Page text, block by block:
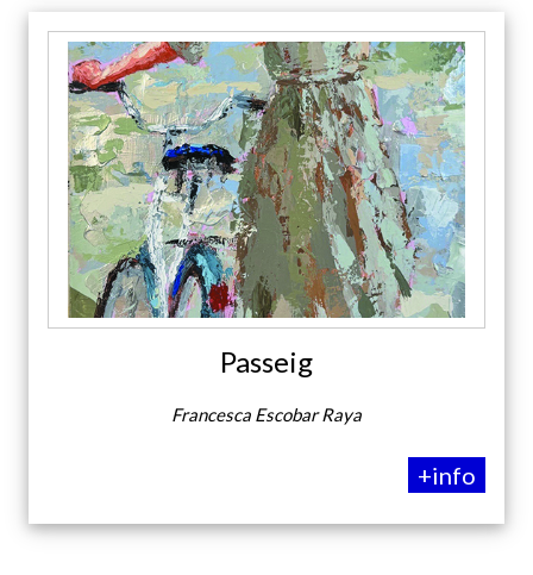
Passeig
Francesca Escobar Raya
+info